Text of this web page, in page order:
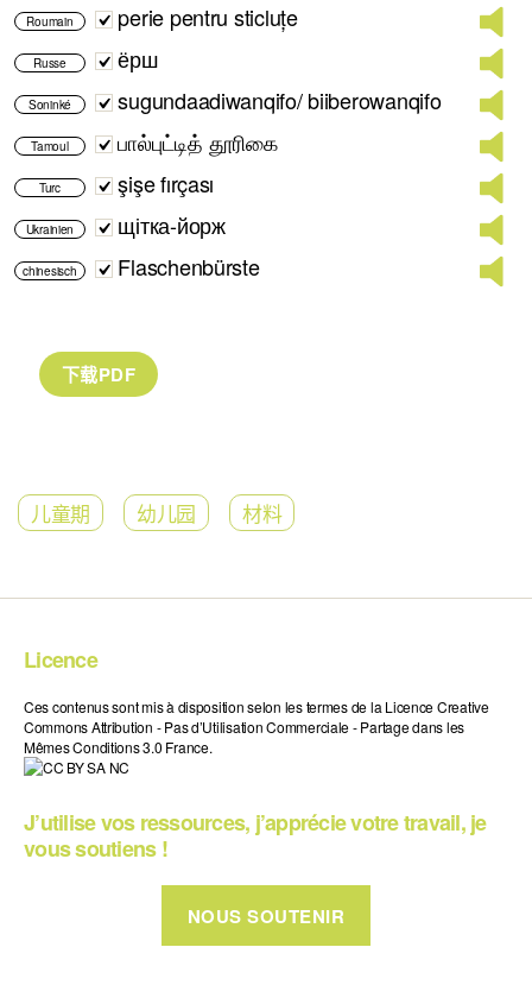
Roumain perie pentru sticluțe
Russe ёрш
Soninké sugundaadiwanqifo/ biiberowanqifo
Tamoul பால்புட்டித் தூரிகை
Turc şişe fırçası
Ukrainien щітка-йорж
chinesisch Flaschenbürste
儿童期 幼儿园 材料
Licence
Ces contenus sont mis à disposition selon les termes de la Licence Creative
Commons Attribution - Pas d’Utilisation Commerciale - Partage dans les
Mêmes Conditions 3.0 France.
J’utilise vos ressources, j’apprécie votre travail, je
vous soutiens !
NOUS SOUTENIR